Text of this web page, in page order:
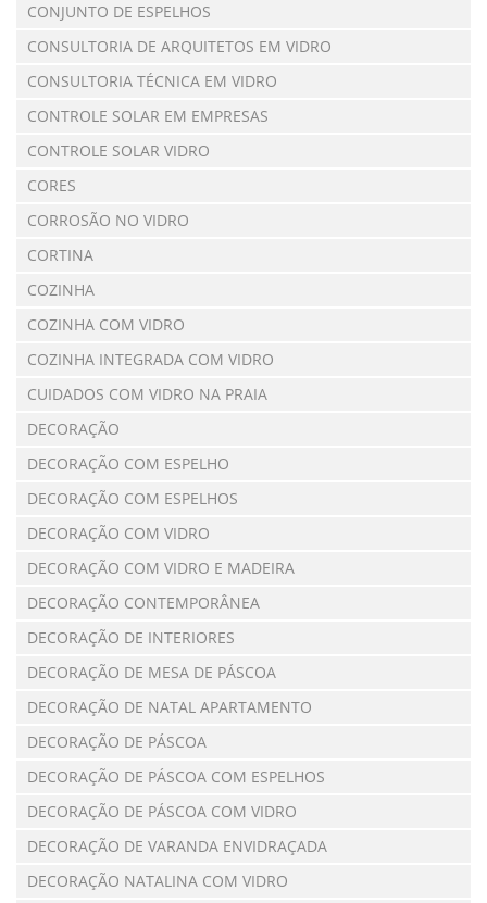
CONJUNTO DE ESPELHOS
CONSULTORIA DE ARQUITETOS EM VIDRO
CONSULTORIA TÉCNICA EM VIDRO
CONTROLE SOLAR EM EMPRESAS
CONTROLE SOLAR VIDRO
CORES
CORROSÃO NO VIDRO
CORTINA
COZINHA
COZINHA COM VIDRO
COZINHA INTEGRADA COM VIDRO
CUIDADOS COM VIDRO NA PRAIA
DECORAÇÃO
DECORAÇÃO COM ESPELHO
DECORAÇÃO COM ESPELHOS
DECORAÇÃO COM VIDRO
DECORAÇÃO COM VIDRO E MADEIRA
DECORAÇÃO CONTEMPORÂNEA
DECORAÇÃO DE INTERIORES
DECORAÇÃO DE MESA DE PÁSCOA
DECORAÇÃO DE NATAL APARTAMENTO
DECORAÇÃO DE PÁSCOA
DECORAÇÃO DE PÁSCOA COM ESPELHOS
DECORAÇÃO DE PÁSCOA COM VIDRO
DECORAÇÃO DE VARANDA ENVIDRAÇADA
DECORAÇÃO NATALINA COM VIDRO